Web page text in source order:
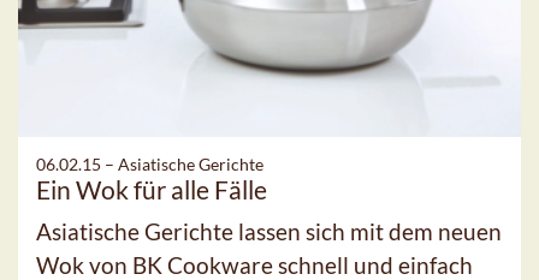
06.02.15 – Asiatische Gerichte
Ein Wok für alle Fälle
Asiatische Gerichte lassen sich mit dem neuen
Wok von BK Cookware schnell und einfach